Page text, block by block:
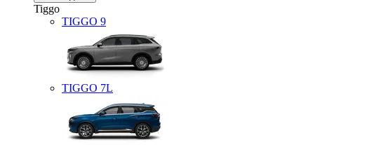
Tiggo
TIGGO 9
TIGGO 7L